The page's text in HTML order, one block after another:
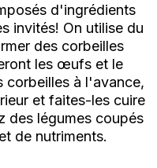
d'ingrédients
invités! On utilise du
des corbeilles
les œufs et le
corbeilles à l'avance,
et faites-les cuire
des légumes coupés
de nutriments.